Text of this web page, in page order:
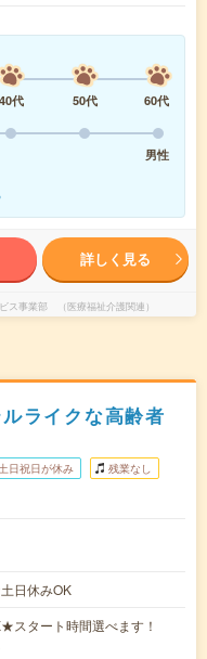
40代 50代
60代
男性
詳しく見る
ス事業部 （医療福祉介護関連）
ライクな高齢者
土日祝日が休み 残業なし
日休みOK
スタート時間選べます！